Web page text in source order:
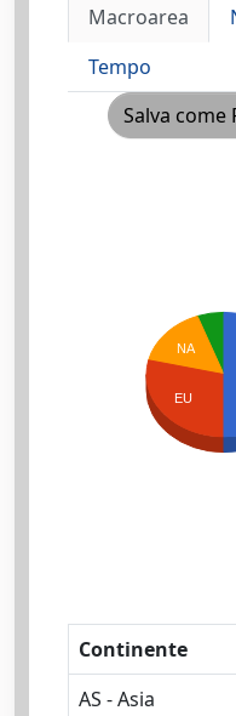
Macroarea
Tempo
Salva come
NA
EU
Continente
AS - Asia